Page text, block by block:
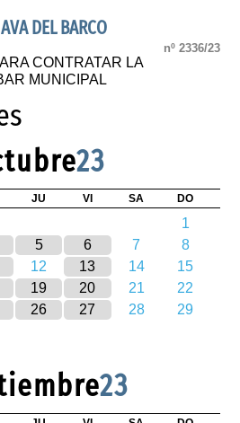
DEL BARCO
nº 2336/23
CONTRATAR LA
MUNICIPAL
23
JU VI SA DO
1
5 6 7
8
12 13 14
15
19 20 21
22
26 27 28
29
23